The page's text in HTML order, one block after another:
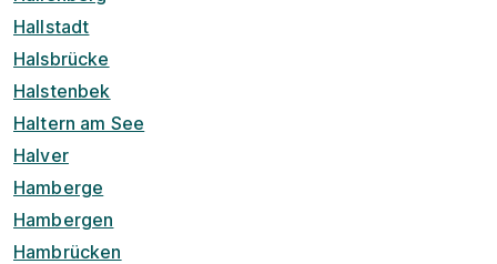
Hallstadt
Halsbrücke
Halstenbek
Haltern am See
Halver
Hamberge
Hambergen
Hambrücken